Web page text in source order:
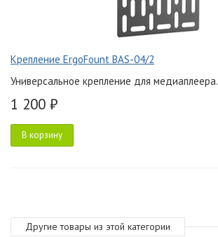
Крепление ErgoFount BAS-04/2
Универсальное крепление для медиаплеера.
1 200 ₽
В корзину
Другие товары из этой категории